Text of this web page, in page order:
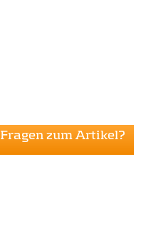
Fragen zum Artikel?